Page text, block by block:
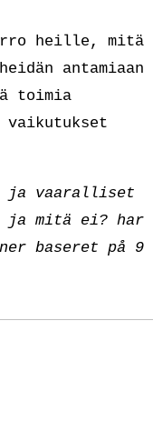
heille, mitä
antamiaan
toimia
vaikutukset
ja vaaralliset
ja mitä ei? har
baseret på 9